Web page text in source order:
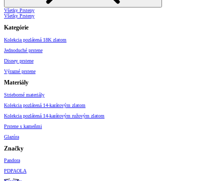
Všetky Prsteny
Všetky Prsteny
Kategórie
Kolekcia pozlátená 18K zlatom
Jednoduché prstene
Disney prstene
Výrazné prstene
Materiály
Strieborné materiály
Kolekcia pozlátená 14-karátovým zlatom
Kolekcia pozlátená 14-karátovým ružovým zlatom
Prstene s kameňmi
Glazúra
Značky
Pandora
PDPAOLA